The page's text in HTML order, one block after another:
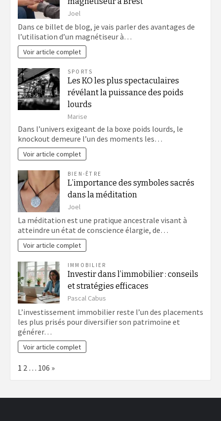
Joel
Dans ce billet de blog, je vais parler des avantages de
l’utilisation d’un magnétiseur à…
Voir article complet
SPORTS
Les KO les plus spectaculaires
révélant la puissance des poids
lourds
Marise
Dans l’univers exigeant de la boxe poids lourds, le
knockout demeure l’un des moments les…
Voir article complet
BIEN-ÊTRE
L’importance des symboles sacrés
dans la méditation
Joel
La méditation est une pratique ancestrale visant à
atteindre un état de conscience élargie, de…
Voir article complet
IMMOBILIER
Investir dans l’immobilier : conseils
et stratégies efficaces
Pascal Cabus
L’investissement immobilier reste l’un des placements
les plus prisés pour diversifier son patrimoine et
générer…
Voir article complet
Page:
1 2 … 106 Next
»